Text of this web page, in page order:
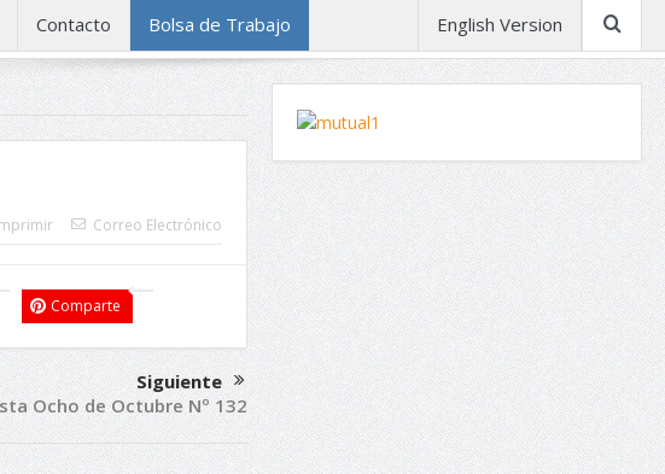
Contacto Bolsa de Trabajo English Version
Correo Electrónico
Comparte
Siguiente
Ocho de Octubre Nº 132